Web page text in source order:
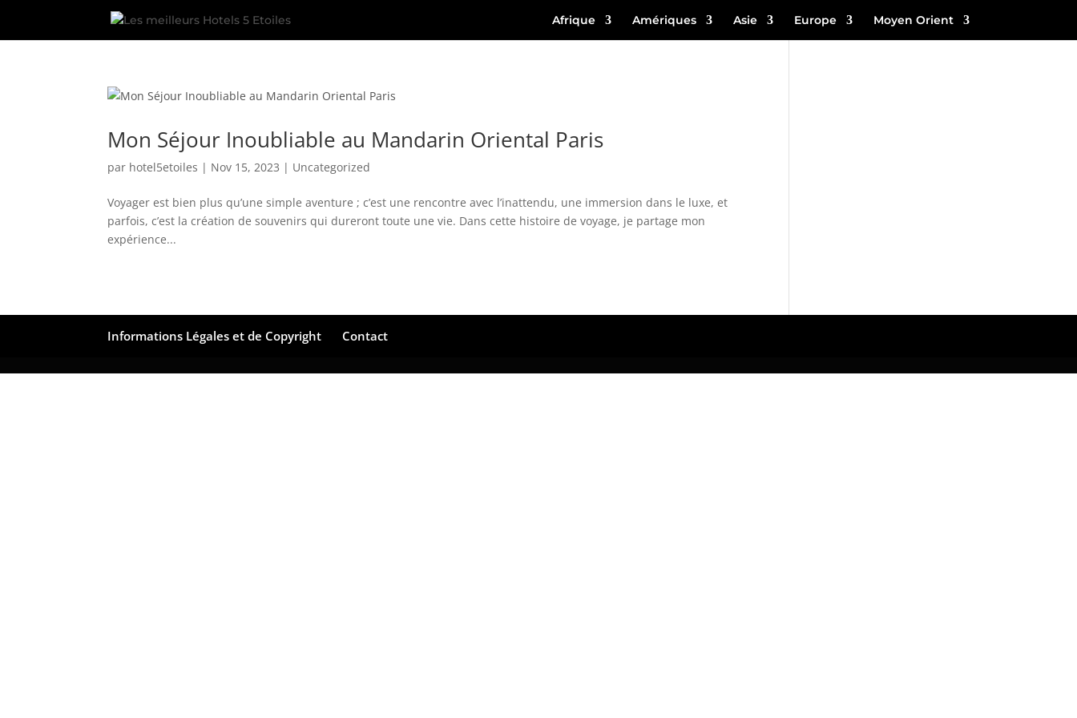
Afrique Amériques Asie Europe Moyen Orient
Mon Séjour Inoubliable au Mandarin Oriental Paris
par hotel5etoiles | Nov 15, 2023 | Uncategorized
Voyager est bien plus qu’une simple aventure ; c’est une rencontre avec l’inattendu, une immersion dans le luxe, et
parfois, c’est la création de souvenirs qui dureront toute une vie. Dans cette histoire de voyage, je partage mon
expérience...
Informations Légales et de Copyright Contact